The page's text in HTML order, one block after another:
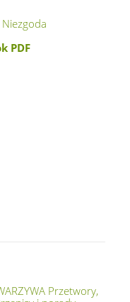
PDF